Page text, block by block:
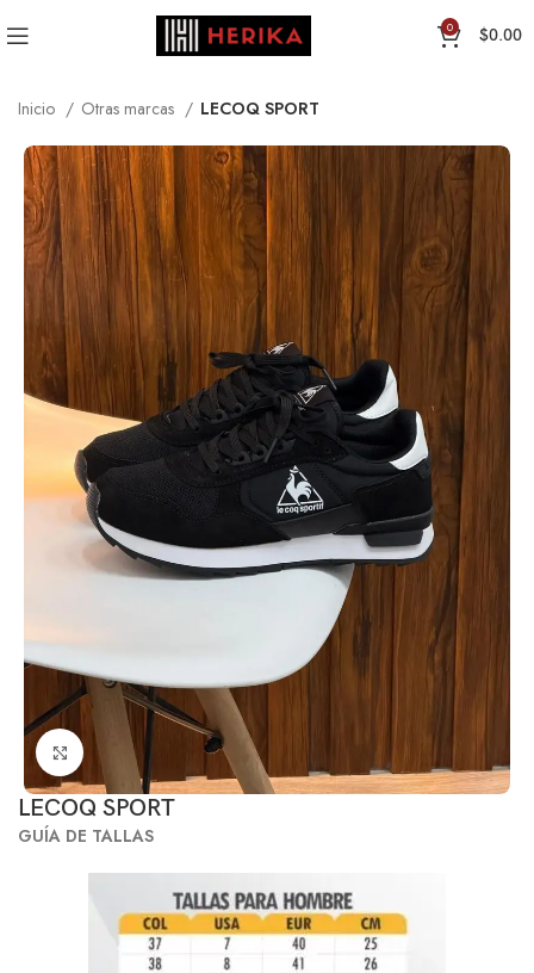
0 $0.00
Inicio Otras marcas LECOQ SPORT
Click to enlarge
LECOQ SPORT
GUÍA DE TALLAS